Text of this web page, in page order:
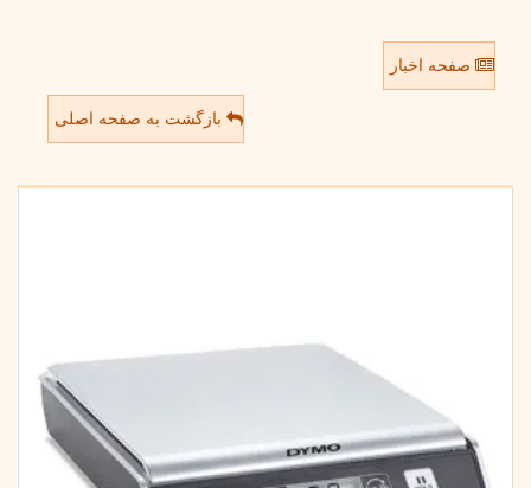
صفحه اخبار
بازگشت به صفحه اصلی